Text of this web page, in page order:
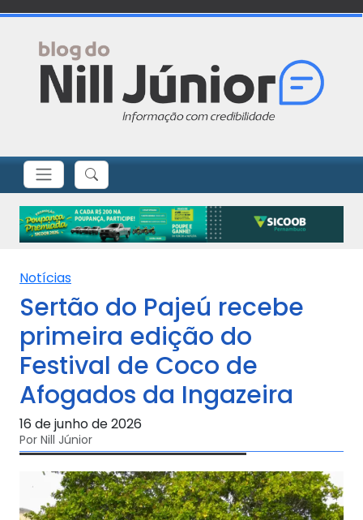
Notícias
Sertão do Pajeú recebe
primeira edição do
Festival de Coco de
Afogados da Ingazeira
16 de junho de 2026
Por Nill Júnior